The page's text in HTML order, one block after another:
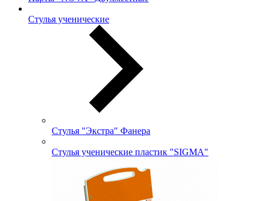
Стулья ученические
Стулья "Экстра" Фанера
Стулья ученические пластик "SIGMA"